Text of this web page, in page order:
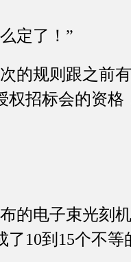
定了！”
规则跟之前
招标会的资格
电子束光刻机
10到15个不